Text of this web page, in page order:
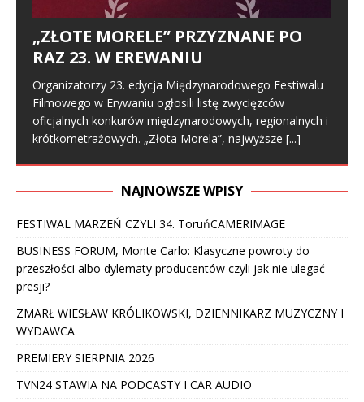
„ZŁOTE MORELE” PRZYZNANE PO
RAZ 23. W EREWANIU
Organizatorzy 23. edycja Międzynarodowego Festiwalu
Filmowego w Erywaniu ogłosili listę zwycięzców
oficjalnych konkurów międzynarodowych, regionalnych i
krótkometrażowych. „Złota Morela”, najwyższe [...]
NAJNOWSZE WPISY
FESTIWAL MARZEŃ CZYLI 34. ToruńCAMERIMAGE
BUSINESS FORUM, Monte Carlo: Klasyczne powroty do
przeszłości albo dylematy producentów czyli jak nie ulegać
presji?
ZMARŁ WIESŁAW KRÓLIKOWSKI, DZIENNIKARZ MUZYCZNY I
WYDAWCA
PREMIERY SIERPNIA 2026
TVN24 STAWIA NA PODCASTY I CAR AUDIO